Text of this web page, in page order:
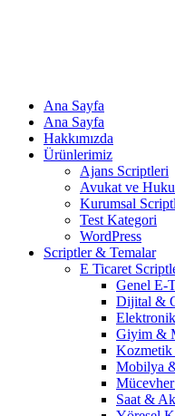
Ana Sayfa
Ana Sayfa
Hakkımızda
Ürünlerimiz
Ajans Scriptleri
Avukat ve
Kurumsal
Test Kategori
WordPress
Scriptler & Temalar
E Ticaret
Genel E-
Dijital &
Giyim &
Mobilya
Saat &